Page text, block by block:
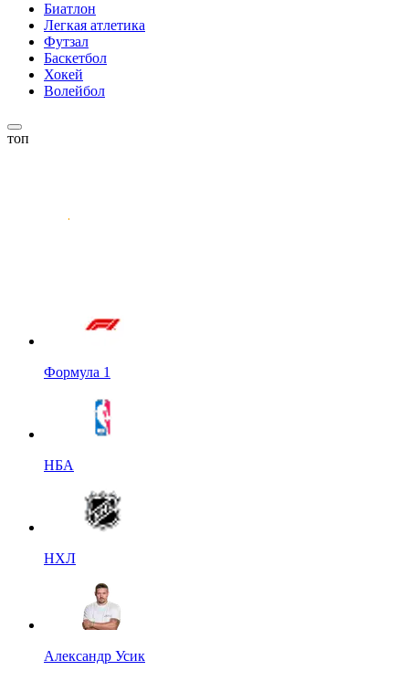
Биатлон
Легкая атлетика
Футзал
Баскетбол
Хокей
Волейбол
топ
Формула 1
НБА
НХЛ
Александр Усик